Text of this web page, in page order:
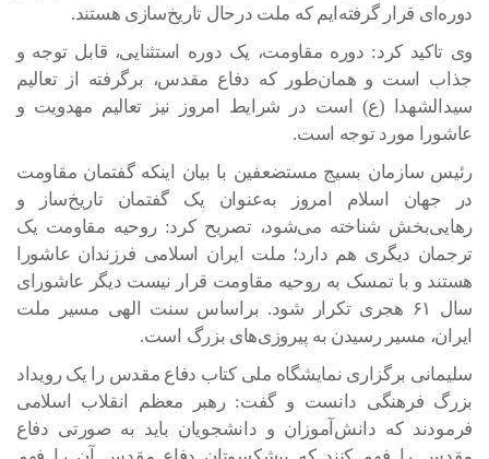
دوره‌ای قرار گرفته‌ایم که ملت درحال تاریخ‌سازی هستند.
وی تاکید کرد: دوره مقاومت، یک دوره استثنایی، قابل توجه و
جذاب است و همان‌طور که دفاع مقدس، برگرفته از تعالیم
سیدالشهدا (ع) است در شرایط امروز نیز تعالیم مهدویت و
عاشورا مورد توجه است.
رئیس سازمان بسیج مستضعفین با بیان اینکه گفتمان مقاومت
در جهان اسلام امروز به‌عنوان یک گفتمان تاریخ‌ساز و
رهایی‌بخش شناخته می‌شود، تصریح کرد: روحیه مقاومت یک
ترجمان دیگری هم دارد؛ ملت ایران اسلامی فرزندان عاشورا
هستند و با تمسک به روحیه مقاومت قرار نیست دیگر عاشورای
سال ۶۱ هجری تکرار شود. براساس سنت الهی مسیر ملت
ایران، مسیر رسیدن به پیروزی‌های بزرگ است.
سلیمانی برگزاری نمایشگاه ملی کتاب دفاع مقدس را یک رویداد
بزرگ فرهنگی دانست و گفت: رهبر معظم انقلاب اسلامی
فرمودند که دانش‌آموزان و دانشجویان باید به صورتی دفاع